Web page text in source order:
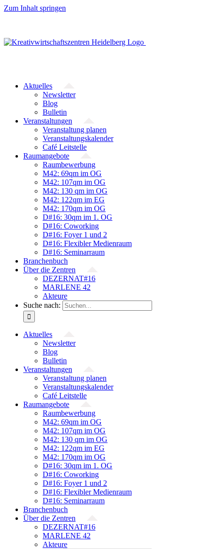
Zum Inhalt springen
Aktuelles
Newsletter
Blog
Bulletin
Veranstaltungen
Veranstaltung planen
Veranstaltungskalender
Café Leitstelle
Raumangebote
Raumbewerbung
M42: 69qm im OG
M42: 107qm im OG
M42: 130 qm im OG
M42: 122qm im EG
M42: 170qm im OG
D#16: 30qm im 1. OG
D#16: Coworking
D#16: Foyer 1 und 2
D#16: Flexibler Medienraum
D#16: Seminarraum
Branchenbuch
Über die Zentren
DEZERNAT#16
MARLENE 42
Akteure
Suche nach:
Aktuelles
Newsletter
Blog
Bulletin
Veranstaltungen
Veranstaltung planen
Veranstaltungskalender
Café Leitstelle
Raumangebote
Raumbewerbung
M42: 69qm im OG
M42: 107qm im OG
M42: 130 qm im OG
M42: 122qm im EG
M42: 170qm im OG
D#16: 30qm im 1. OG
D#16: Coworking
D#16: Foyer 1 und 2
D#16: Flexibler Medienraum
D#16: Seminarraum
Branchenbuch
Über die Zentren
DEZERNAT#16
MARLENE 42
Akteure